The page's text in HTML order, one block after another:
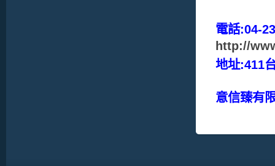
電話:04-
http://
地址:411
意信臻有